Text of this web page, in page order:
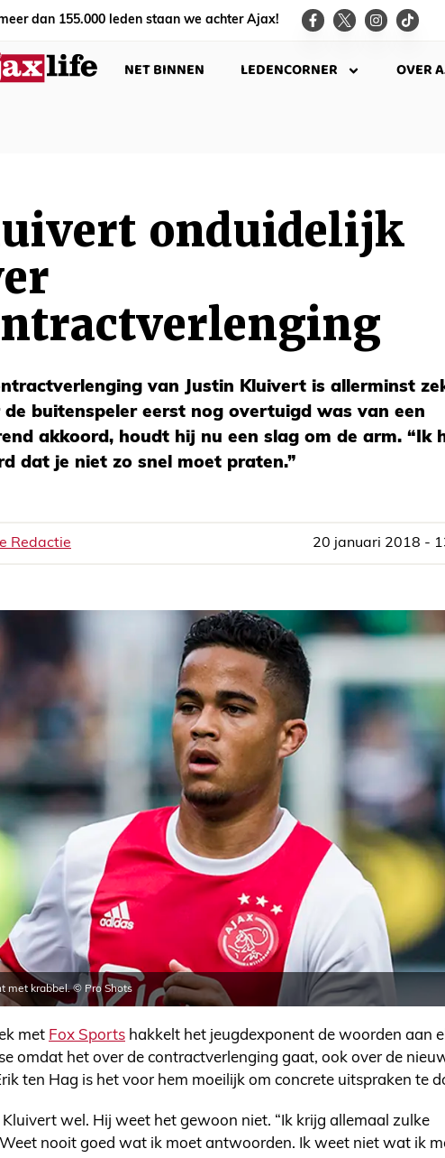
dan 155.000 leden staan we achter Ajax!
NET BINNEN LEDENCORNER OVER
onduidelijk
van Justin Kluivert is allerminst
de buitenspeler eerst nog overtuigd was van een
akkoord, houdt hij nu een slag om de arm. “Ik
dat je niet zo snel moet praten.”
Redactie 20 januari 2018 -
met krabbel. © Pro Shots
met Fox Sports hakkelt het jeugdexponent de woorden aan
omdat het over de contractverlenging gaat, ook over de
ten Hag is het voor hem moeilijk om concrete uitspraken te
Kluivert wel. Hij weet het gewoon niet. “Ik krijg allemaal zulke
nooit goed wat ik moet antwoorden. Ik weet niet wat ik